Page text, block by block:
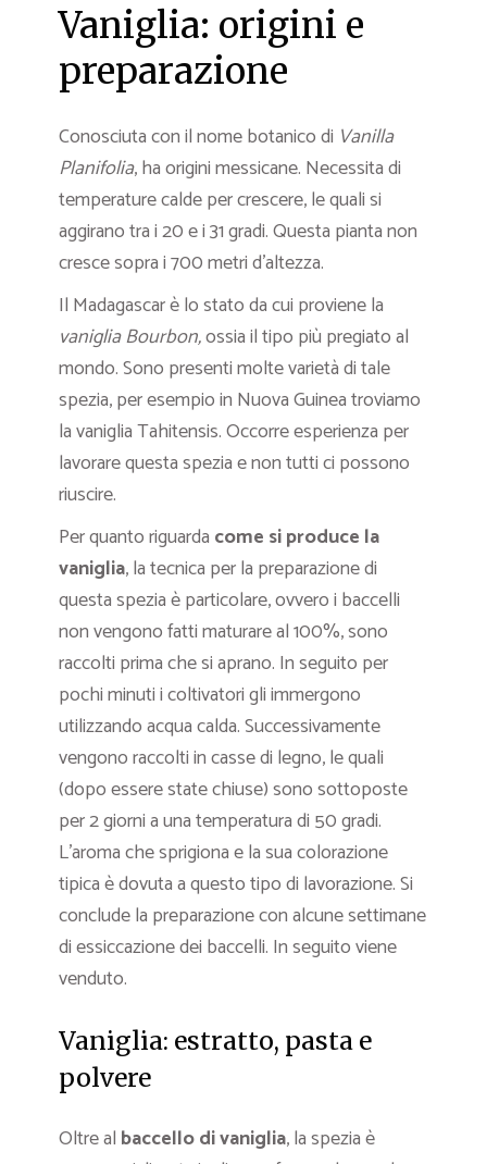
Vaniglia: origini e
preparazione
Conosciuta con il nome botanico di Vanilla
Planifolia, ha origini messicane. Necessita di
temperature calde per crescere, le quali si
aggirano tra i 20 e i 31 gradi. Questa pianta non
cresce sopra i 700 metri d’altezza.
Il Madagascar è lo stato da cui proviene la
vaniglia Bourbon,ossia il tipo più pregiato al
mondo. Sono presenti molte varietà di tale
spezia, per esempio in Nuova Guinea troviamo
la vaniglia Tahitensis. Occorre esperienza per
lavorare questa spezia e non tutti ci possono
riuscire.
Per quanto riguarda come si produce la
vaniglia, la tecnica per la preparazione di
questa spezia è particolare, ovvero i baccelli
non vengono fatti maturare al 100%, sono
raccolti prima che si aprano. In seguito per
pochi minuti i coltivatori gli immergono
utilizzando acqua calda. Successivamente
vengono raccolti in casse di legno, le quali
(dopo essere state chiuse) sono sottoposte
per 2 giorni a una temperatura di 50 gradi.
L’aroma che sprigiona e la sua colorazione
tipica è dovuta a questo tipo di lavorazione. Si
conclude la preparazione con alcune settimane
di essiccazione dei baccelli. In seguito viene
venduto.
Vaniglia: estratto, pasta e
polvere
Oltre al baccello di vaniglia, la spezia è